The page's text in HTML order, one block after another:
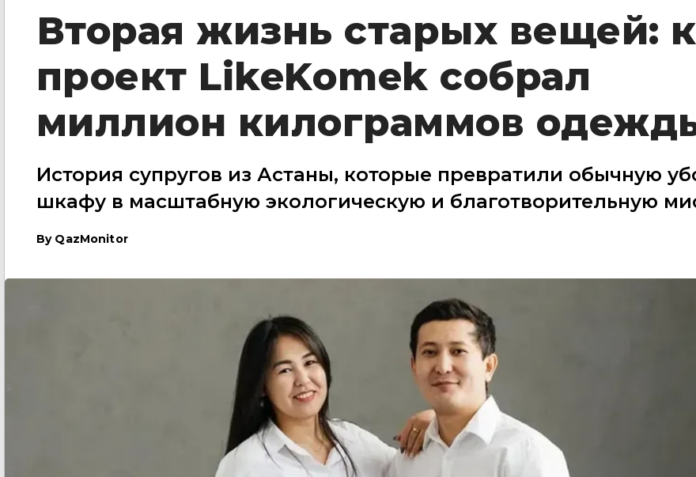
Вторая жизнь старых вещей:
проект LikeKomek собрал
миллион килограммов
История супругов из Астаны, которые превратили обычную
шкафу в масштабную экологическую и благотворительную
By QazMonitor